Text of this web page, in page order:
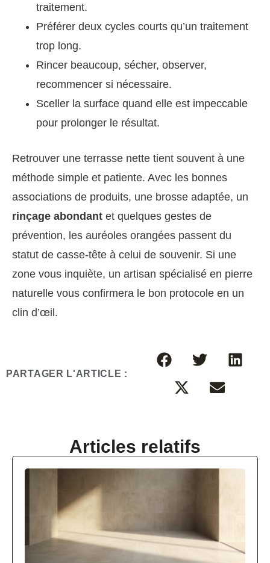
traitement.
Préférer deux cycles courts qu’un traitement
trop long.
Rincer beaucoup, sécher, observer,
recommencer si nécessaire.
Sceller la surface quand elle est impeccable
pour prolonger le résultat.
Retrouver une terrasse nette tient souvent à une
méthode simple et patiente. Avec les bonnes
associations de produits, une brosse adaptée, un
rinçage abondant et quelques gestes de
prévention, les auréoles orangées passent du
statut de casse-tête à celui de souvenir. Si une
zone vous inquiète, un artisan spécialisé en pierre
naturelle vous confirmera le bon protocole en un
clin d’œil.
PARTAGER L'ARTICLE :
Articles relatifs